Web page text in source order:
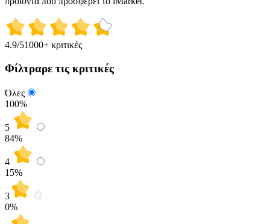
4.9/51000+ κριτικές
Φίλτραρε τις κριτικές
Όλες
100%
5
84%
4
15%
3
0%